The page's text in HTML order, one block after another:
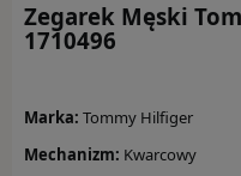
Zegarek Męski
1710496
Marka: Tommy Hilfiger
Mechanizm: Kwarcowy